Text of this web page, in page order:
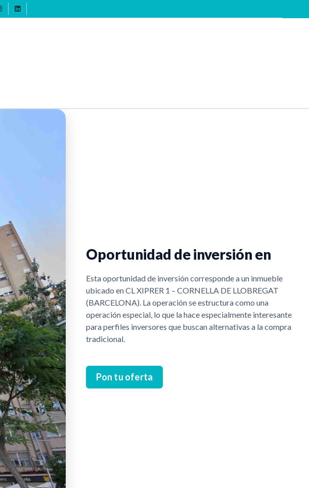
Oportunidad de inversión en
Esta oportunidad de inversión corresponde a un inmueble
ubicado en CL XIPRER 1 – CORNELLA DE LLOBREGAT
(BARCELONA). La operación se estructura como una
operación especial, lo que la hace especialmente interesante
para perfiles inversores que buscan alternativas a la compra
tradicional.
Pon tu oferta